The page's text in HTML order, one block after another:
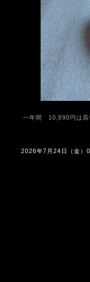
一年間 10,890円は
2026年7月24日（金）